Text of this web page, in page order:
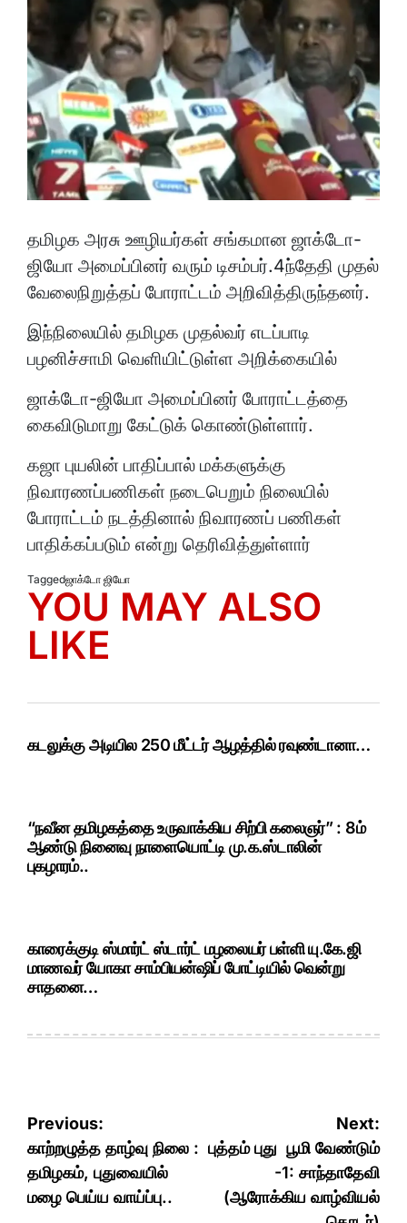
தமிழக அரசு ஊழியர்கள் சங்கமான ஜாக்டோ-
ஜியோ அமைப்பினர் வரும் டிசம்பர்.4ந்தேதி முதல்
வேலைநிறுத்தப் போராட்டம் அறிவித்திருந்தனர்.
இந்நிலையில் தமிழக முதல்வர் எடப்பாடி
பழனிச்சாமி வெளியிட்டுள்ள அறிக்கையில்
ஜாக்டோ-ஜியோ அமைப்பினர் போராட்டத்தை
கைவிடுமாறு கேட்டுக் கொண்டுள்ளார்.
கஜா புயலின் பாதிப்பால் மக்களுக்கு
நிவாரணப்பணிகள் நடைபெறும் நிலையில்
போராட்டம் நடத்தினால் நிவாரணப் பணிகள்
பாதிக்கப்படும் என்று தெரிவித்துள்ளார்
Taggedஜாக்டோ ஜியோ
YOU MAY ALSO
LIKE
கடலுக்கு அடியில 250 மீட்டர் ஆழத்தில் ரவுண்டானா…
“நவீன தமிழகத்தை உருவாக்கிய சிற்பி கலைஞர்” : 8ம்
ஆண்டு நினைவு நாளையொட்டி மு.க.ஸ்டாலின்
புகழாரம்..
காரைக்குடி ஸ்மார்ட் ஸ்டார்ட் மழலையர் பள்ளி யு.கே.ஜி
மாணவர் யோகா சாம்பியன்ஷிப் போட்டியில் வென்று
சாதனை…
Post
navigation
Previous:
காற்றழுத்த தாழ்வு நிலை :
தமிழகம், புதுவையில்
மழை பெய்ய வாய்ப்பு..
Next:
புத்தம் புது பூமி வேண்டும்
-1: சாந்தாதேவி
(ஆரோக்கிய வாழ்வியல்